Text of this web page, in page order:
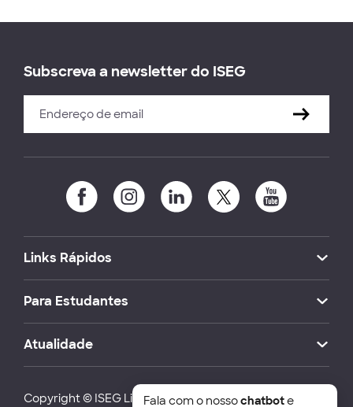
Subscreva a newsletter do ISEG
Links Rápidos
Para Estudantes
Atualidade
Copyright © ISEG Lisbon School of Economics and
Fala com o nossochatbote